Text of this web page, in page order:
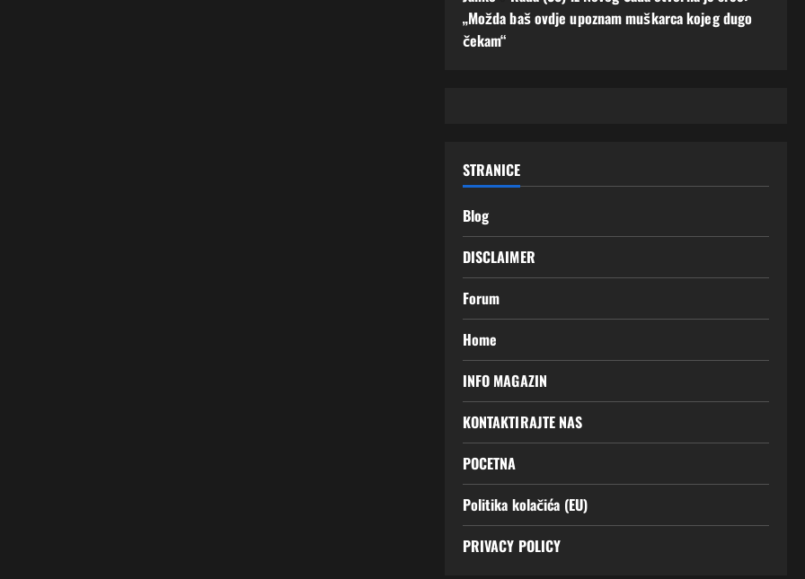
„Možda baš ovdje upoznam muškarca kojeg dugo
čekam“
STRANICE
Blog
DISCLAIMER
Forum
Home
INFO MAGAZIN
KONTAKTIRAJTE NAS
POCETNA
Politika kolačića (EU)
PRIVACY POLICY